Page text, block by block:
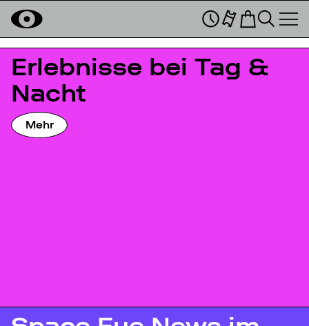
Erlebnisse bei Tag &
Nacht
Mehr